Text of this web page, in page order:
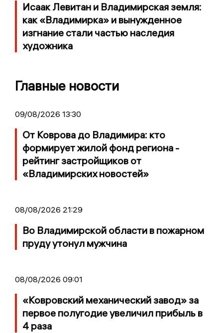
Исаак Левитан и Владимирская земля:
как «Владимирка» и вынужденное
изгнание стали частью наследия
художника
Главные новости
09/08/2026 13:30
От Коврова до Владимира: кто
формирует жилой фонд региона -
рейтинг застройщиков от
«Владимирских новостей»
08/08/2026 21:29
Во Владимирской области в пожарном
пруду утонул мужчина
08/08/2026 09:01
«Ковровский механический завод» за
первое полугодие увеличил прибыль в
4 раза